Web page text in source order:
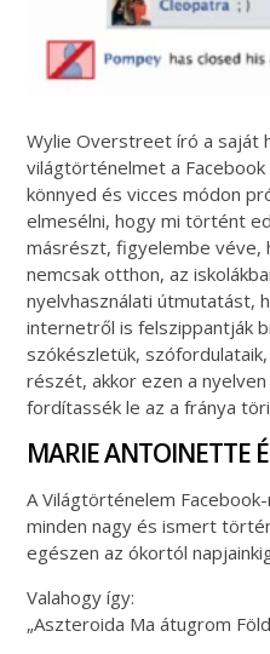
Wylie Overstreet író a saját
világtörténelmet a
könnyed és vicces módon
elmesélni, hogy mi történt
másrészt, figyelembe véve,
nemcsak otthon, az
nyelvhasználati útmutatást,
internetről is felszippantják
szókészletük,
részét, akkor ezen a
fordítassék le az a fránya
MARIE ANTOINETTE
A Világtörténelem
minden nagy és ismert
egészen az ókortól
Valahogy így:
„Aszteroida Ma átugrom